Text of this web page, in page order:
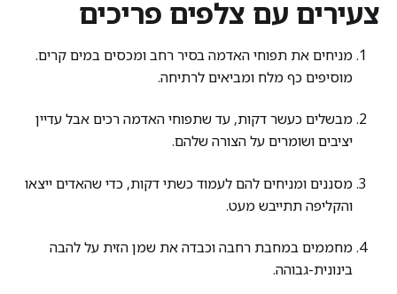
צעירים עם צלפים פריכים
מניחים את תפוחי האדמה בסיר רחב ומכסים במים קרים.
מוסיפים כף מלח ומביאים לרתיחה.
מבשלים כעשר דקות, עד שתפוחי האדמה רכים אבל עדיין
יציבים ושומרים על הצורה שלהם.
מסננים ומניחים להם לעמוד כשתי דקות, כדי שהאדים ייצאו
והקליפה תתייבש מעט.
מחממים במחבת רחבה וכבדה את שמן הזית על להבה
בינונית-גבוהה.